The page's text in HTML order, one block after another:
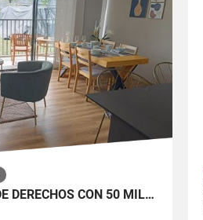
GANGA! CESIÓN DE DERECHOS CON 50 MILLONES DE DESCUENTO, MARINILLA